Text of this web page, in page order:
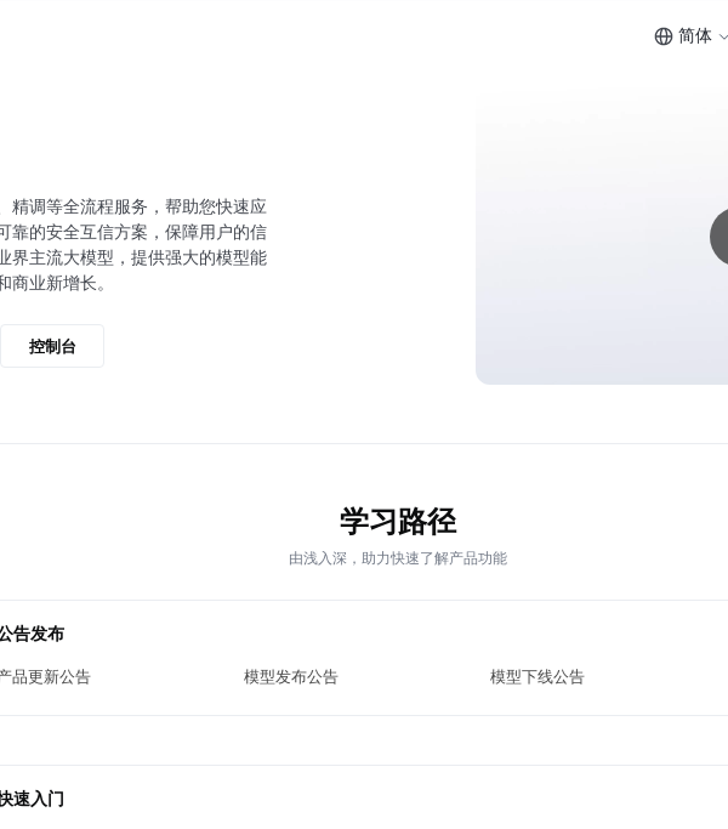
简体
精调等全流程服务，帮助您快速应
靠的安全互信方案，保障用户的信
界主流大模型，提供强大的模型能
商业新增长。
控制台
学习路径
由浅入深，助力快速了解产品功能
告发布
品更新公告 模型发布公告 模型下线公告
速入门